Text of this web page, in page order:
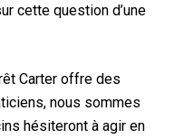
cette question d’une
Carter offre des
nous sommes
hésiteront à agir en